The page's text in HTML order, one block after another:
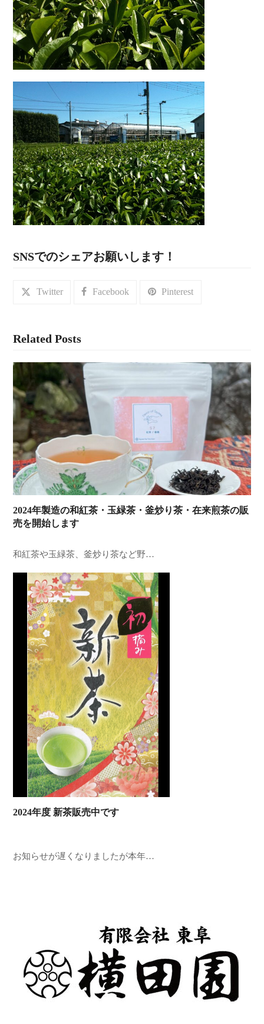
SNSでのシェアお願いします！
Twitter Facebook Pinterest
Related Posts
2024年製造の和紅茶・玉緑茶・釜炒り茶・在来煎茶の販
売を開始します
和紅茶や玉緑茶、釜炒り茶など野…
2024年度 新茶販売中です
お知らせが遅くなりましたが本年…